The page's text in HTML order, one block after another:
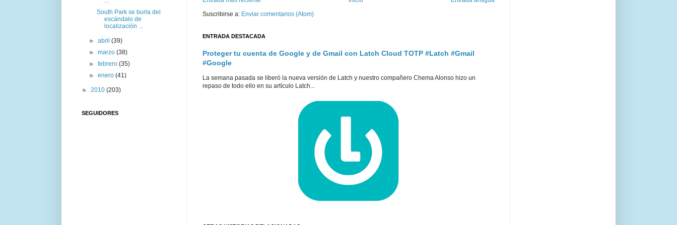
Suscribirse a: Enviar comentarios (Atom)
ENTRADA DESTACADA
Proteger tu cuenta de Google y de Gmail con Latch Cloud TOTP #Latch #Gmail
#Google
La semana pasada se liberó la nueva versión de Latch y nuestro compañero Chema Alonso hizo un
repaso de todo ello en su artículo Latch...
South Park se burla del
escándalo de
localización ...
►abril(39)
►marzo(38)
►febrero(35)
►enero(41)
► 2010 (203)
SEGUIDORES